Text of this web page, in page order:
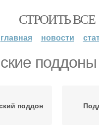
СТРОИТЬ ВСЕ
главная новости
поддоны
поддон